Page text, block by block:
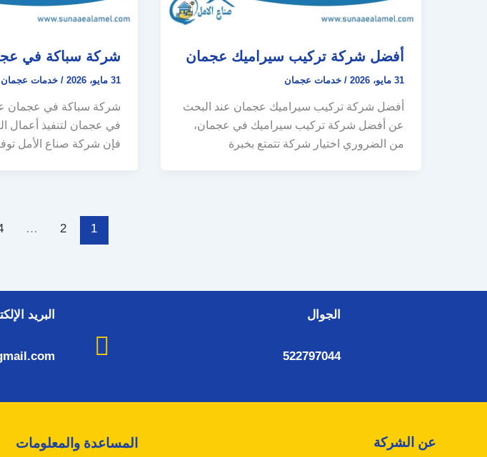
أفضل شركة تركيب سيراميك عجمان
31 مايو، 2026 / خدمات عجمان
أفضل شركة تركيب سيراميك عجمان عند البحث
عن أفضل شركة تركيب سيراميك في عجمان،
من الضروري اختيار شركة تتمتع بخبرة
شركة سباكة في
31 مايو، 2026 /خدمات عجمان
شركة سباكة في عجمان
في عجمان لتنفيذ أعمال
فإن شركة صناع الأمل
1
2
…
الجوال
522797044
البريد
عن الشركة المساعدة والمعلومات